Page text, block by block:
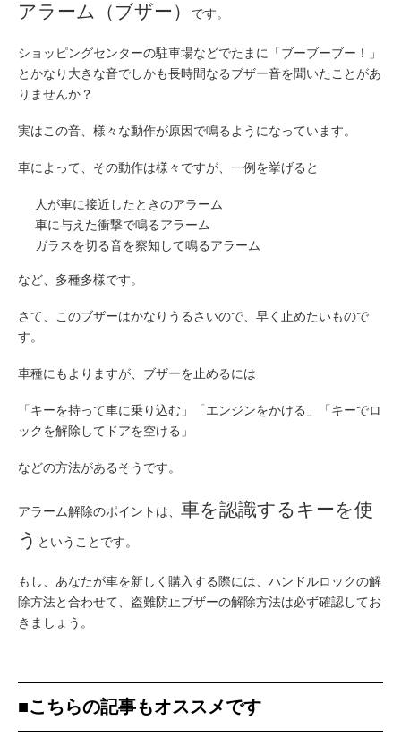
アラーム（ブザー）
です。
ショッピングセンターの駐車場などでたまに「ブーブーブー！」
とかなり大きな音でしかも長時間なるブザー音を聞いたことがあ
りませんか？
実はこの音、様々な動作が原因で鳴るようになっています。
車によって、その動作は様々ですが、一例を挙げると
人が車に接近したときのアラーム
車に与えた衝撃で鳴るアラーム
ガラスを切る音を察知して鳴るアラーム
など、多種多様です。
さて、このブザーはかなりうるさいので、早く止めたいもので
す。
車種にもよりますが、ブザーを止めるには
「キーを持って車に乗り込む」「エンジンをかける」「キーでロ
ックを解除してドアを空ける」
などの方法があるそうです。
アラーム解除のポイントは、 車を認識するキーを使
う ということです。
もし、あなたが車を新しく購入する際には、ハンドルロックの解
除方法と合わせて、盗難防止ブザーの解除方法は必ず確認してお
きましょう。
■こちらの記事もオススメです